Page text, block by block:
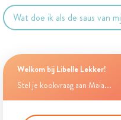
Wat doe ik als de saus van
Welkom bij Libelle Lekker!
Stel je kookvraag aan Maia...